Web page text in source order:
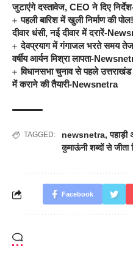
जुटाएंगे दस्तावेज, CEO ने दिए
पहली बारिश में खुली निर्माण की
दीवार धंसी, नई दीवार में दरारें-
देवप्रयाग में गंगाजल भरते समय तेज
वर्षीय आर्यन मिश्रा लापता-
विधानसभा चुनाव से पहले
में कराने की तैयारी-Newsnetra
TAGGED: newsnetra,पहाड़ी
कुमाऊंनी शब्दों से जीता
Facebook